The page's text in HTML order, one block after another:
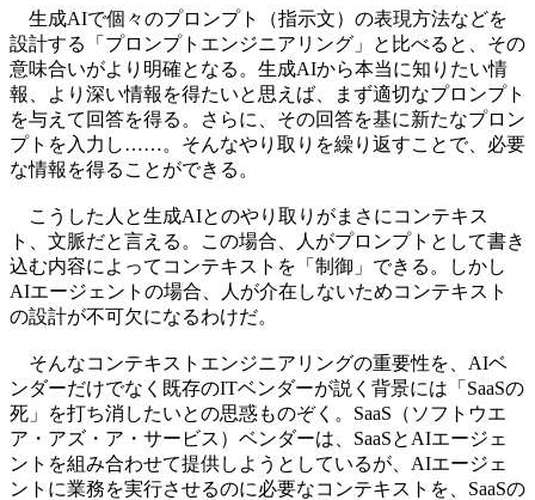
生成AIで個々のプロンプト（指示文）の表現方法などを
設計する「プロンプトエンジニアリング」と比べると、その
意味合いがより明確となる。生成AIから本当に知りたい情
報、より深い情報を得たいと思えば、まず適切なプロンプト
を与えて回答を得る。さらに、その回答を基に新たなプロン
プトを入力し……。そんなやり取りを繰り返すことで、必要
な情報を得ることができる。
こうした人と生成AIとのやり取りがまさにコンテキス
ト、文脈だと言える。この場合、人がプロンプトとして書き
込む内容によってコンテキストを「制御」できる。しかし
AIエージェントの場合、人が介在しないためコンテキスト
の設計が不可欠になるわけだ。
そんなコンテキストエンジニアリングの重要性を、AIベ
ンダーだけでなく既存のITベンダーが説く背景には「SaaSの
死」を打ち消したいとの思惑ものぞく。SaaS（ソフトウエ
ア・アズ・ア・サービス）ベンダーは、SaaSとAIエージェ
ントを組み合わせて提供しようとしているが、AIエージェ
ントに業務を実行させるのに必要なコンテキストを、SaaSの